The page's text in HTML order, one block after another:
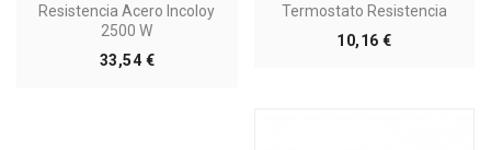
Resistencia Acero Incoloy
2500 W
33,54 €Precio
Termostato Resistencia
10,16 €Precio